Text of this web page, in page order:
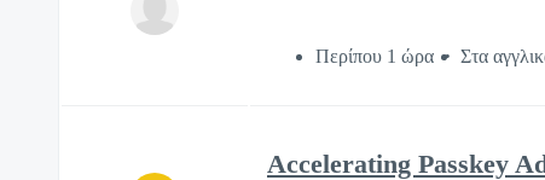
Περίπου 1 ώρα Στα
Accelerating Passkey